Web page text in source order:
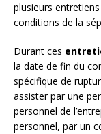
plusieurs
conditions de la
Durant ces
la date de fin du
spécifique de
assister par une
personnel de
personnel, par un